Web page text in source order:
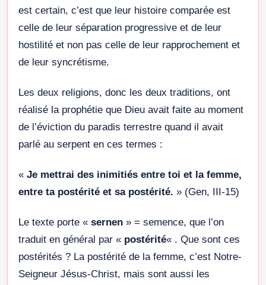
est certain, c’est que leur histoire comparée est
celle de leur séparation progressive et de leur
hostilité et non pas celle de leur rapprochement et
de leur syncrétisme.
Les deux religions, donc les deux traditions, ont
réalisé la prophétie que Dieu avait faite au moment
de l’éviction du paradis terrestre quand il avait
parlé au serpent en ces termes :
« Je mettrai des inimitiés entre toi et la femme,
entre ta postérité et sa postérité. » (Gen, III-15)
Le texte porte « sernen » = semence, que l’on
traduit en général par « postérité« . Que sont ces
postérités ? La postérité de la femme, c’est Notre-
Seigneur Jésus-Christ, mais sont aussi les